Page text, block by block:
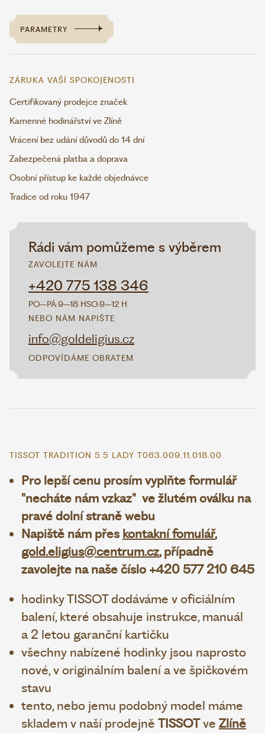
Rádi vám pomůžeme s výběrem
ZAVOLEJTE NÁM
+420 775 138 346
PO–PÁ:9–18 HSO:9–12 H
NEBO NÁM NAPIŠTE
info@goldeligius.cz
ODPOVÍDÁME OBRATEM
PARAMETRY
ZÁRUKA VAŠÍ SPOKOJENOSTI
Certifikovaný prodejce značek
Kamenné hodinářství ve Zlíně
Vrácení bez udání důvodů do 14 dní
Zabezpečená platba a doprava
Osobní přístup ke každé objednávce
Tradice od roku 1947
TISSOT TRADITION 5.5 LADY T063.009.11.018.00
Pro lepší cenu prosím vyplňte formulář
"necháte nám vzkaz" ve žlutém oválku na
pravé dolní straně webu
Napiště nám přes kontakní fomulář,
gold.eligius@centrum.cz, případně
zavolejte na naše číslo +420 577 210 645
hodinky TISSOT dodáváme v oficiálním
balení, které obsahuje instrukce, manuál
a 2 letou garanční kartičku
všechny nabízené hodinky jsou naprosto
nové, v originálním balení a ve špičkovém
stavu
tento, nebo jemu podobný model máme
skladem v naší prodejně TISSOTve Zlíně